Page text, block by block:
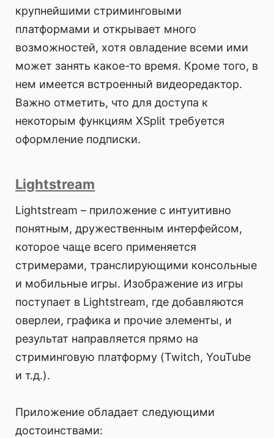
крупнейшими стриминговыми
платформами и открывает много
возможностей, хотя овладение всеми ими
может занять какое-то время. Кроме того, в
нем имеется встроенный видеоредактор.
Важно отметить, что для доступа к
некоторым функциям XSplit требуется
оформление подписки.
Lightstream
Lightstream – приложение с интуитивно
понятным, дружественным интерфейсом,
которое чаще всего применяется
стримерами, транслирующими консольные
и мобильные игры. Изображение из игры
поступает в Lightstream, где добавляются
оверлеи, графика и прочие элементы, и
результат направляется прямо на
стриминговую платформу (Twitch, YouTube
и т.д.).
Приложение обладает следующими
достоинствами: